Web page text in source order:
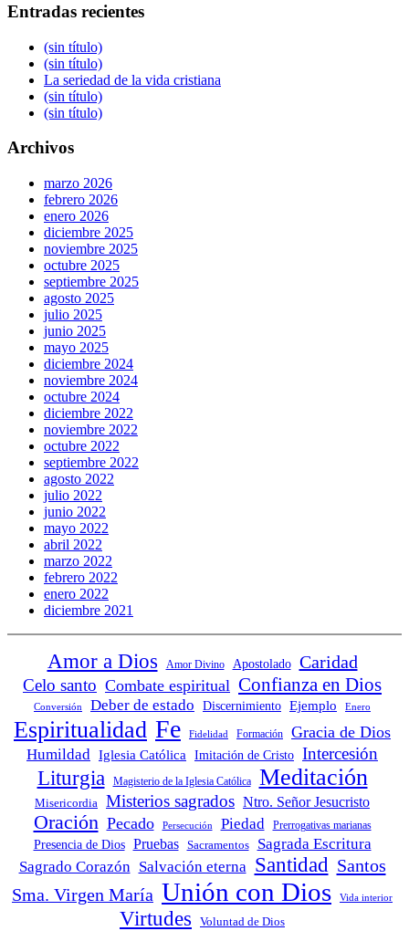
Entradas recientes
(sin título)
(sin título)
La seriedad de la vida cristiana
(sin título)
(sin título)
Archivos
marzo 2026
febrero 2026
enero 2026
diciembre 2025
noviembre 2025
octubre 2025
septiembre 2025
agosto 2025
julio 2025
junio 2025
mayo 2025
diciembre 2024
noviembre 2024
octubre 2024
diciembre 2022
noviembre 2022
octubre 2022
septiembre 2022
agosto 2022
julio 2022
junio 2022
mayo 2022
abril 2022
marzo 2022
febrero 2022
enero 2022
diciembre 2021
Amor a Dios Amor Divino Apostolado Caridad
Celo santo Combate espiritual Confianza en Dios
Conversión Deber de estado Discernimiento Ejemplo Enero
Espiritualidad Fe Fidelidad Formación
Gracia de Dios
Humildad
Iglesia Católica Imitación de Cristo Intercesión
Liturgia Magisterio de la Iglesia Católica Meditación
Misericordia Misterios sagrados Ntro. Señor Jesucristo
Oración Pecado Persecución Piedad Prerrogativas marianas
Presencia de Dios Pruebas Sacramentos Sagrada Escritura
Sagrado Corazón Salvación eterna Santidad Santos
Sma. Virgen María Unión con Dios Vida interior
Virtudes Voluntad de Dios